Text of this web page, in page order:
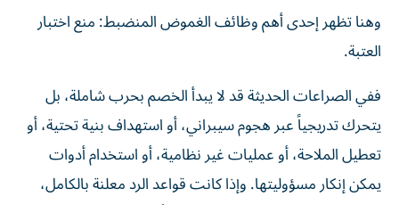
وهنا تظهر إحدى أهم وظائف الغموض المنضبط: منع اختبار
العتبة.
ففي الصراعات الحديثة قد لا يبدأ الخصم بحرب شاملة، بل
يتحرك تدريجياً عبر هجوم سيبراني، أو استهداف بنية تحتية، أو
تعطيل الملاحة، أو عمليات غير نظامية، أو استخدام أدوات
يمكن إنكار مسؤوليتها. وإذا كانت قواعد الرد معلنة بالكامل،